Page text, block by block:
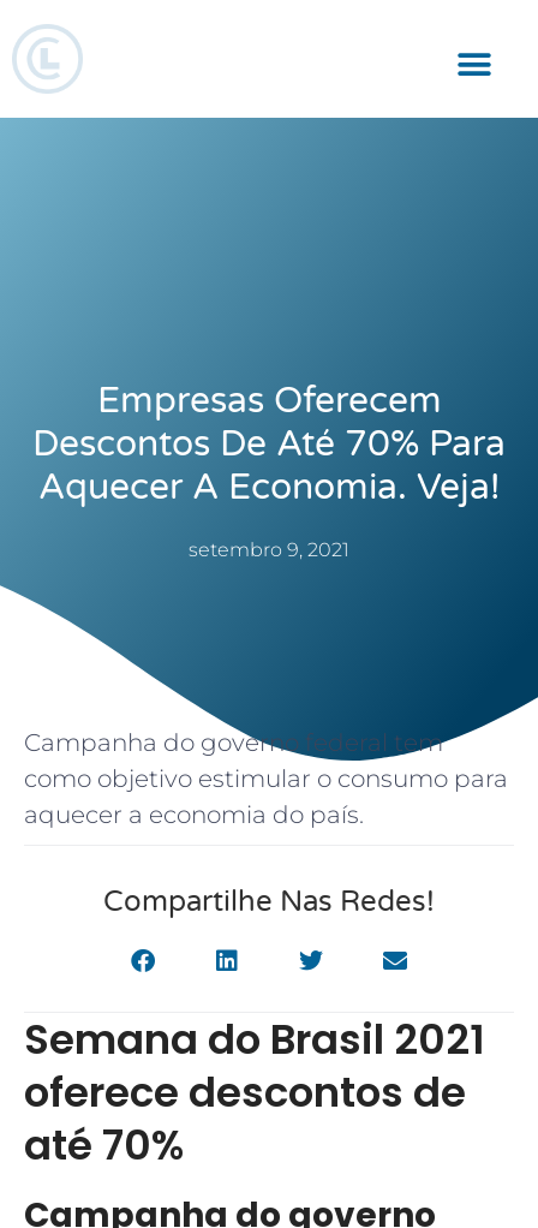
Empresas Oferecem
Descontos De Até 70% Para
Aquecer A Economia. Veja!
setembro 9, 2021
Campanha do governo federal tem
como objetivo estimular o consumo para
aquecer a economia do país.
Compartilhe Nas Redes!
Semana do Brasil 2021
oferece descontos de
até 70%
Campanha do governo